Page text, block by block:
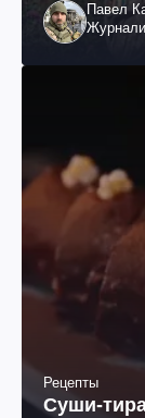
Павел
Рецепты
Суши-